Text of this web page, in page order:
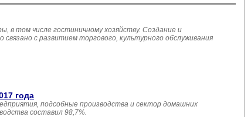
в том числе гостиничному хозяйству. Создание и
с развитием торгового, культурного обслуживания
года
подсобные производства и сектор домашних
составил 98,7%.